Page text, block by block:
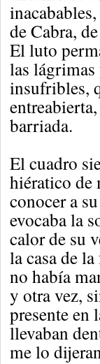
de Cabra,
El luto
las lágrimas
insufribles,
barriada.
El cuadro
hiératico de
conocer a
evocaba la
calor de su
la casa de
no había
y otra vez,
presente
llevaban
me lo